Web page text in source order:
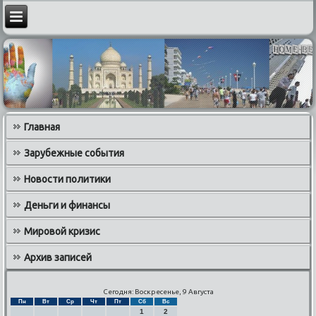
Главная
Зарубежные события
Новости политики
Деньги и финансы
Мировой кризис
Архив записей
Сегодня: Воскресенье, 9 Августа
Пн Вт Ср Чт Пт Сб Вс
1 2